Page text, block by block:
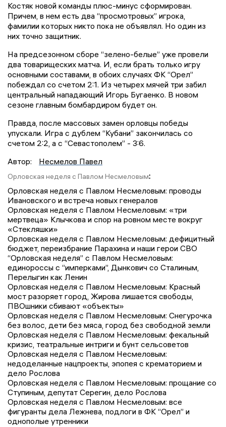
Костяк новой команды плюс-минус сформирован.
Причем, в нем есть два “просмотровых” игрока,
фамилии которых никто пока не объявлял. Но один из
них точно защитник.
На предсезонном сборе “зелено-белые” уже провели
два товарищеских матча. И, если брать только игру
основными составами, в обоих случаях ФК “Орел”
побеждал со счетом 2:1. Из четырех мячей три забил
центральный нападающий Игорь Бугаенко. В новом
сезоне главным бомбардиром будет он.
Правда, после массовых замен орловцы победы
упускали. Игра с дублем “Кубани” закончилась со
счетом 2:2, а с “Севастополем” - 3:6.
Автор:
Несмелов Павел
Орловская неделя с Павлом Несмеловым:
Орловская неделя с Павлом Несмеловым: проводы
Ивановского и встреча новых генералов
Орловская неделя с Павлом Несмеловым: «три
мертвеца» Клычкова и спор на ровном месте вокруг
«Стекляшки»
Орловская неделя с Павлом Несмеловым: дефицитный
бюджет, переизбрание Парахина и наши герои СВО
“Орловская неделя” с Павлом Несмеловым:
единороссы с “имперками”, Дынкович со Сталиным,
Перелыгин как Ленин
Орловская неделя с Павлом Несмеловым: Красный
мост разоряет город, Жирова лишается свободы,
ПВОшники сбивают «объекты»
Орловская неделя с Павлом Несмеловым: Снегурочка
без волос, дети без мяса, город без свободной земли
Орловская неделя с Павлом Несмеловым: фекальный
кризис, театральные интриги и бунт сельсоветов
Орловская неделя с Павлом Несмеловым:
недоделанные нацпроекты, эпопея с крематорием и
дело Рослова
Орловская неделя с Павлом Несмеловым: прощание со
Ступиным, депутат Серегин, дело Рослова
Орловская неделя с Павлом Несмеловым: все
фигуранты дела Лежнева, подлоги в ФК “Орел” и
однополые утренники